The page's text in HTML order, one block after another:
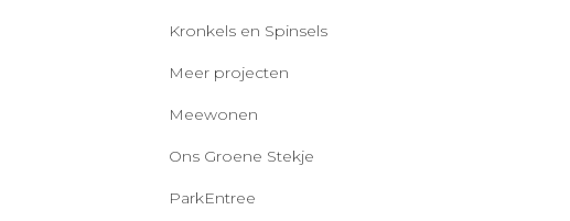
Kronkels en Spinsels
Meer projecten
Meewonen
Ons Groene Stekje
ParkEntree